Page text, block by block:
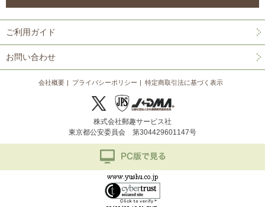
ご利用ガイド
お問い合わせ
会社概要 プライバシーポリシー 特定商取引法に基づく表示
株式会社郵趣サービス社
東京都公安委員会 第304429601147号